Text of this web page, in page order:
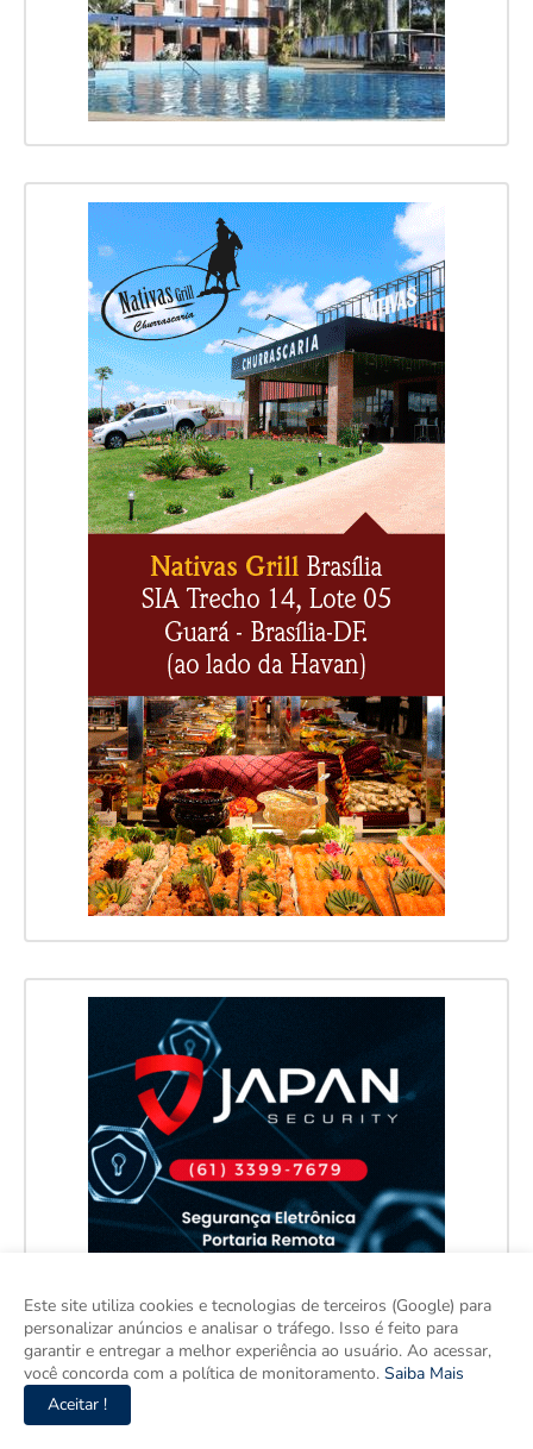
Este site utiliza cookies e tecnologias de terceiros (Google) para
personalizar anúncios e analisar o tráfego. Isso é feito para
garantir e entregar a melhor experiência ao usuário. Ao acessar,
você concorda com a política de monitoramento. Saiba Mais
Aceitar !